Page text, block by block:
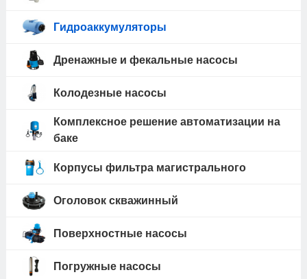
Гидроаккумуляторы
Дренажные и фекальные насосы
Колодезные насосы
Комплексное решение автоматизации на
баке
Корпусы фильтра магистрального
Оголовок скважинный
Поверхностные насосы
Погружные насосы